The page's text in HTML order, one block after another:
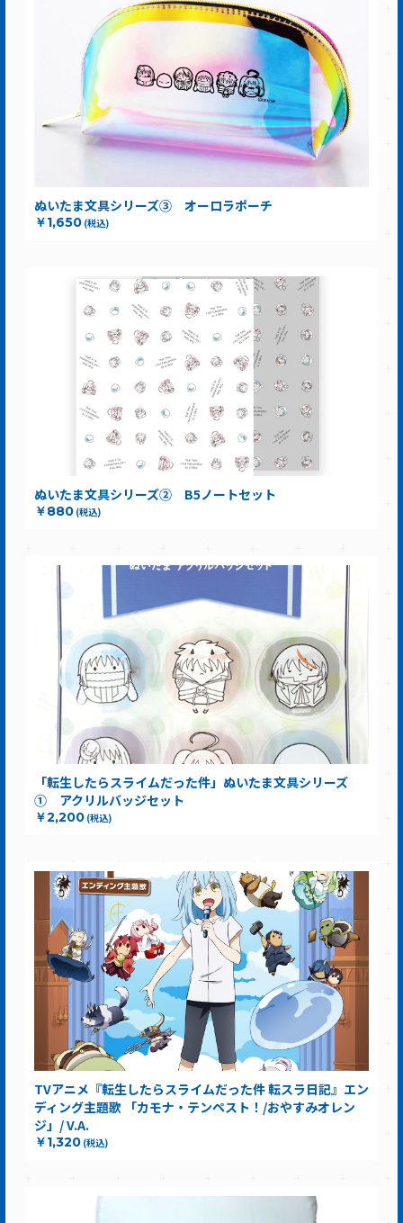
ぬいたま文具シリーズ③ オーロラポーチ
￥1,650(税込)
ぬいたま文具シリーズ② B5ノートセット
￥880(税込)
「転生したらスライムだった件」ぬいたま文具シリーズ
① アクリルバッジセット
￥2,200(税込)
TVアニメ『転生したらスライムだった件 転スラ日記』エン
ディング主題歌 「カモナ・テンペスト！/おやすみオレン
ジ」/ V.A.
￥1,320(税込)